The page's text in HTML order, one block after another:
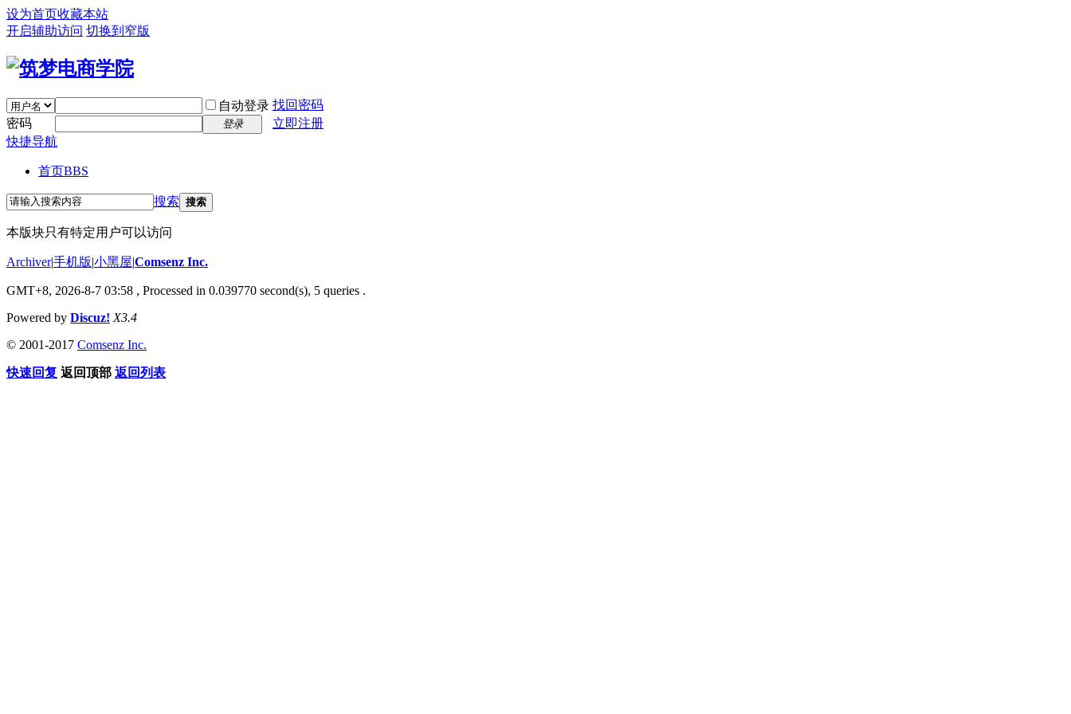
设为首页收藏本站
开启辅助访问 切换到窄版
自动登录 找回密码
密码
登录
立即注册
快捷导航
首页BBS
搜索 搜索
本版块只有特定用户可以访问
Archiver|手机版|小黑屋|Comsenz Inc.
GMT+8, 2026-8-7 03:58 , Processed in 0.039770 second(s), 5 queries .
Powered by Discuz! X3.4
© 2001-2017 Comsenz Inc.
快速回复 返回顶部 返回列表